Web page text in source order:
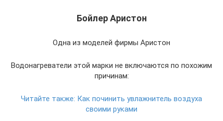
Бойлер Аристон
Одна из моделей фирмы Аристон
Водонагреватели этой марки не включаются по похожим
причинам:
Читайте также: Как починить увлажнитель воздуха
своими руками